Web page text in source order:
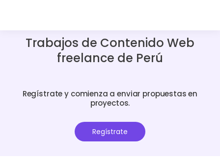
Trabajos de Contenido Web
freelance de Perú
Regístrate y comienza a enviar propuestas en
proyectos.
Regístrate